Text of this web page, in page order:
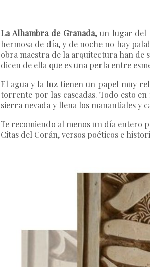
La Alhambra de Granada,un lugar del
hermosa de día, y de noche no hay
obra maestra de la arquitectura han de
dicen de ella que es una perla entre
El agua y la luz tienen un papel muy
torrente por las cascadas. Todo esto
sierra nevada y llena los manantiales y
Te recomiendo al menos un día entero
Citas del Corán, versos poéticos e